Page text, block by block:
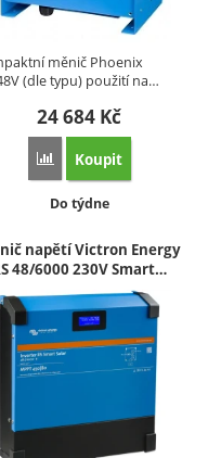
Phoenix 48V/5000A Smart' k
měnič Phoenix
(dle typu) použití na…
24 684 Kč
Přidat 'Měnič Victron
Koupit
Dostupnost:
Do týdne
napětí Victron Energy
48/6000 230V Smart…